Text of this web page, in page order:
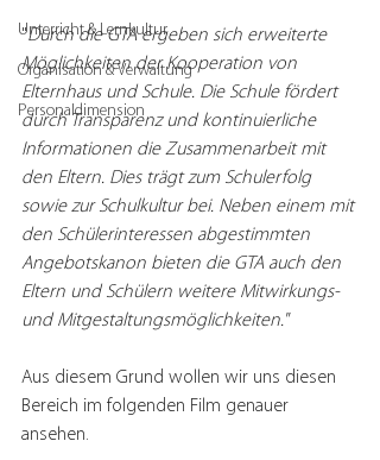
Unterricht & Lernkultur
Organisation & Verwaltung
Personaldimension
"Durch die GTA ergeben sich erweiterte
Möglichkeiten der Kooperation von
Elternhaus und Schule. Die Schule fördert
durch Transparenz und kontinuierliche
Informationen die Zusammenarbeit mit
den Eltern. Dies trägt zum Schulerfolg
sowie zur Schulkultur bei. Neben einem mit
den Schülerinteressen abgestimmten
Angebotskanon bieten die GTA auch den
Eltern und Schülern weitere Mitwirkungs-
und Mitgestaltungsmöglichkeiten."
Aus diesem Grund wollen wir uns diesen
Bereich im folgenden Film genauer
ansehen.